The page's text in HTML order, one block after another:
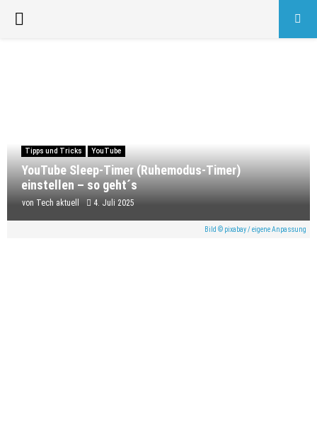
PRIMARY
Tipps und Tricks YouTube
YouTube Sleep-Timer (Ruhemodus-Timer)
einstellen – so geht´s
von Tech aktuell 4. Juli 2025
Bild © pixabay / eigene Anpassung